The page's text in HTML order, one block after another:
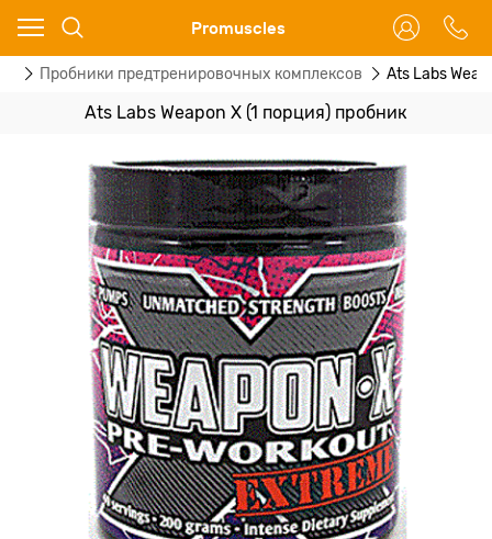
Promuscles
Пробники предтренировочных комплексов Ats Labs
Ats Labs Weapon X (1 порция) пробник
Ваш город - Москва,
угадали?
ДА НЕТ